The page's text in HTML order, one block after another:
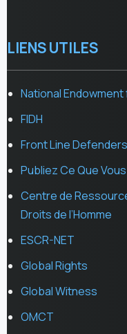
LIENS UTILES
National
FIDH
Front Line Defenders
Publiez Ce Que
Centre de
Droits de l’Homme
ESCR-NET
Global Rights
Global Witness
OMCT